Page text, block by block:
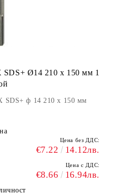
SDS+ Ø14 210 x 150 мм 1
SDS+ ф 14 210 x 150 мм
Цена без ДДС:
€7.22 14.12лв.
Цена с ДДС:
€8.66 16.94лв.